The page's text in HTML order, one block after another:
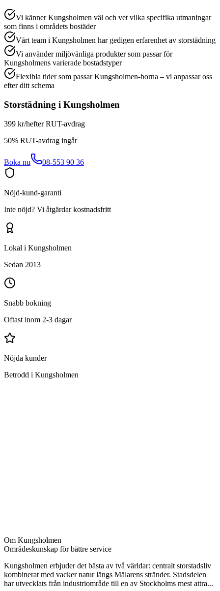
Vi känner Kungsholmen väl och vet vilka specifika utmaningar
som finns i områdets bostäder
Vårt team i Kungsholmen har gedigen erfarenhet av storstädning
Vi använder miljövänliga produkter som passar för
Kungsholmens varierade bostadstyper
Flexibla tider som passar Kungsholmen-borna – vi anpassar oss
efter ditt schema
Storstädning i Kungsholmen
399 kr/hefter RUT-avdrag
50% RUT-avdrag ingår
Boka nu 08-553 90 36
Nöjd-kund-garanti
Inte nöjd? Vi åtgärdar kostnadsfritt
Lokal i Kungsholmen
Sedan 2013
Snabb bokning
Oftast inom 2-3 dagar
Nöjda kunder
Betrodd i Kungsholmen
Om Kungsholmen
Områdeskunskap för bättre service
Kungsholmen erbjuder det bästa av två världar: centralt storstadsliv
kombinerat med vacker natur längs Mälarens stränder. Stadsdelen
har utvecklats från industriområde till en av Stockholms mest attra...